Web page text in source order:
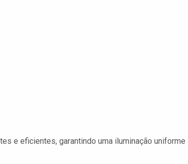
e eficientes, garantindo uma iluminação uniforme